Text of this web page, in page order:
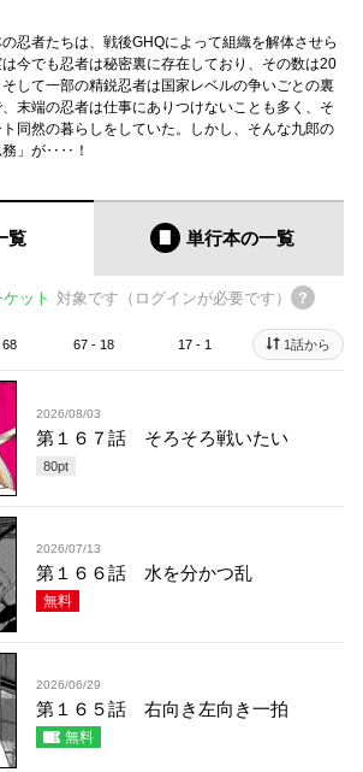
忍者たちは、戦後GHQによって組織を解体させら
今でも忍者は秘密裏に存在しており、その数は20
して一部の精鋭忍者は国家レベルの争いごとの裏
末端の忍者は仕事にありつけないことも多く、そ
同然の暮らしをしていた。しかし、そんな九郎の
務」が‥‥！
覧 単行本の一覧
ット 対象です（ログインが必要です）
68 67 - 18 17 - 1 1話から
2026/08/03
第１６７話 そろそろ戦いたい
80pt
2026/07/13
第１６６話 水を分かつ乱
無料
2026/06/29
第１６５話 右向き左向き一拍
無料